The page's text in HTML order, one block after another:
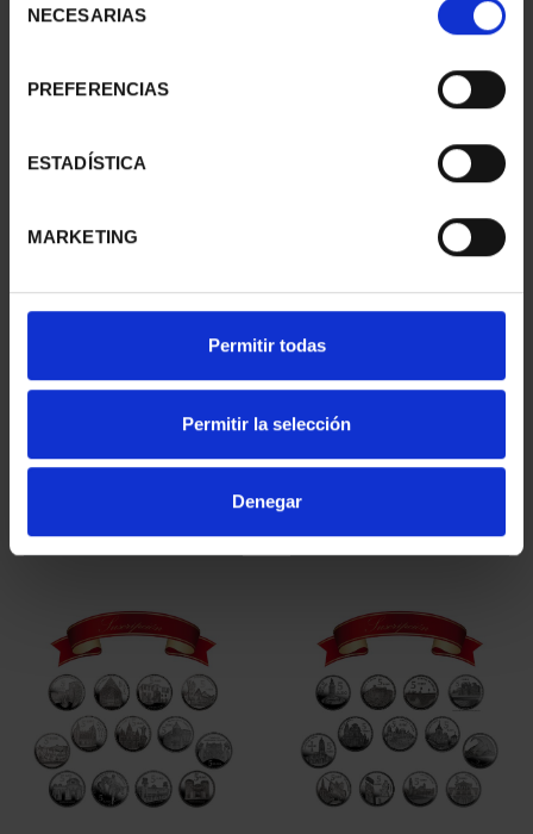
NECESARIAS
PREFERENCIAS
ESTADÍSTICA
MARKETING
Permitir todas
Permitir la selección
Denegar
ZAMORA
CITIES - AVILA
WORLD HERITAGE
€73.00
WORLD HERITAGE
€73.00